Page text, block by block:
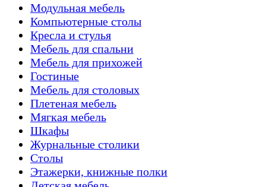
Модульная мебель
Компьютерные столы
Кресла и стулья
Мебель для спальни
Мебель для прихожей
Гостиные
Мебель для столовых
Плетеная мебель
Мягкая мебель
Шкафы
Журнальные столики
Столы
Этажерки, книжные полки